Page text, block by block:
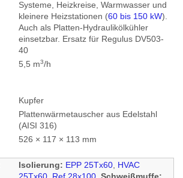
Systeme, Heizkreise, Warmwasser und
kleinere Heizstationen (60 bis 150 kW).
Auch als Platten-Hydraulikölkühler
einsetzbar. Ersatz für Regulus DV503-
40
5,5 m3/h
Kupfer
Plattenwärmetauscher aus Edelstahl
(AISI 316)
526 × 117 × 113 mm
Isolierung: EPP 25Tx60, HVAC